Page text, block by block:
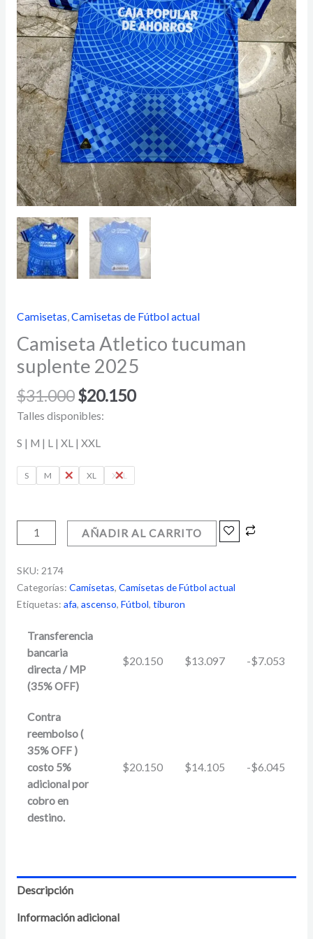
Camisetas,Camisetas de Fútbol actual
Camiseta Atletico tucuman
suplente 2025
$31.000$20.150
Talles disponibles:
S | M | L | XL | XXL
S M L XL XXL
AÑADIR AL CARRITO
SKU: 2174
Categorías: Camisetas, Camisetas de Fútbol actual
Etiquetas: afa, ascenso, Fútbol, tiburon
Transferencia
bancaria
directa / MP
(35% OFF)
$20.150 $13.097 -$7.053
Contra
reembolso (
35% OFF )
costo 5%
adicional por
cobro en
destino.
$20.150 $14.105 -$6.045
Descripción
Información adicional